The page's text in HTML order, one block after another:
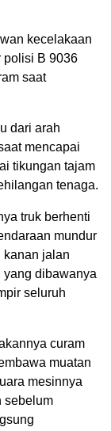
kecelakaan
polisi B 9036
saat
dari arah
mencapai
tikungan tajam
tenaga.
truk berhenti
mundur
kanan jalan
yang dibawanya
seluruh
curam
muatan
mesinnya
sebelum